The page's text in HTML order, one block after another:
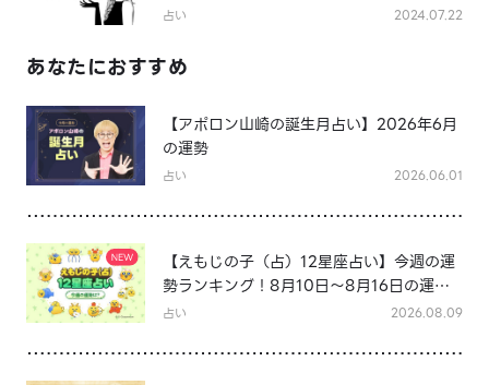
占い 2024.07.22
あなたにおすすめ
【アポロン山崎の誕生月占い】2026年6月
の運勢
占い 2026.06.01
【えもじの子（占）12星座占い】今週の運
勢ランキング！8月10日～8月16日の運勢
は？
占い 2026.08.09